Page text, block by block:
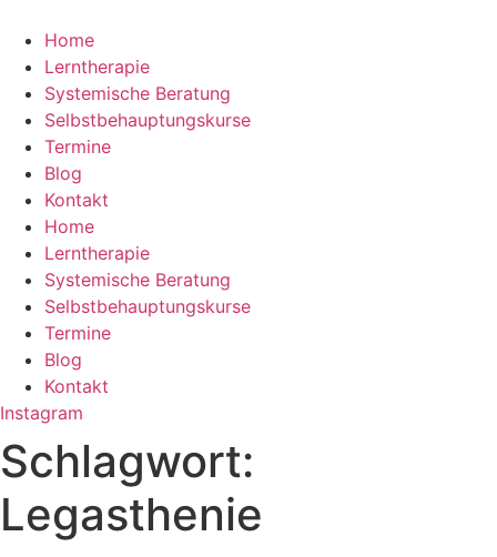
Inhalt
springen
Home
Lerntherapie
Systemische Beratung
Selbstbehauptungskurse
Termine
Blog
Kontakt
Home
Lerntherapie
Systemische Beratung
Selbstbehauptungskurse
Termine
Blog
Kontakt
Instagram
Schlagwort:
Legasthenie